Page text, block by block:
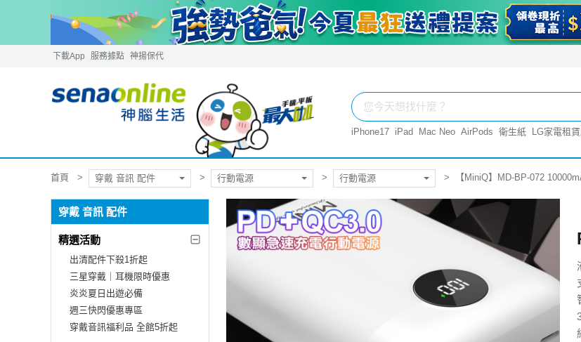
下載App 服務據點 神揚保代
iPhone17 iPad Mac Neo AirPods 衛生紙 LG家電租
首頁 穿戴 音訊 配件 行動電源 行動電源 【MiniQ】MD-BP-072
穿戴 音訊 配件
精選活動
出清配件下殺1折起
三星穿戴｜耳機限時優惠
炎炎夏日出遊必備
週三快閃優惠專區
穿戴音訊福利品 全館5折起